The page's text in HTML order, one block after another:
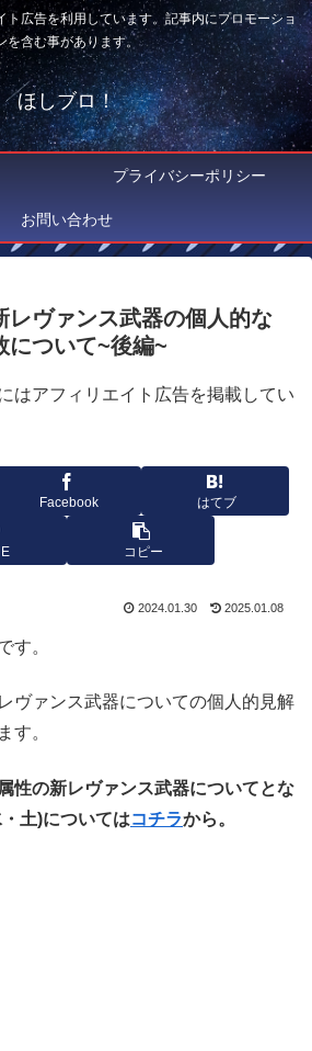
ト広告を利用しています。記事内にプロモーショ
を含む事があります。
ほしブロ！
プライバシーポリシー
お問い合わせ
レヴァンス武器の個人的な
について~後編~
はアフィリエイト広告を掲載してい
Facebook はてブ
コピー
2024.01.30 2025.01.08
す。
ヴァンス武器についての個人的見解
す。
性の新レヴァンス武器についてとな
土)についてはコチラから。